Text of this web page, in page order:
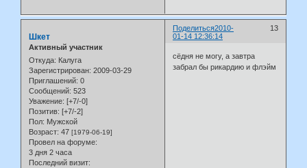
Поделиться 13
2010-
01-14 12:36:14
Шкет
Активный участник
Откуда: Калуга
Зарегистрирован: 2009-03-29
Приглашений: 0
Сообщений: 523
Уважение: [+7/-0]
Позитив: [+7/-2]
Пол: Мужской
Возраст: 47 [1979-06-19]
Провел на форуме:
3 дня 2 часа
Последний визит:
сёдня не могу, а завтра
забрал бы рикардию и флэйм